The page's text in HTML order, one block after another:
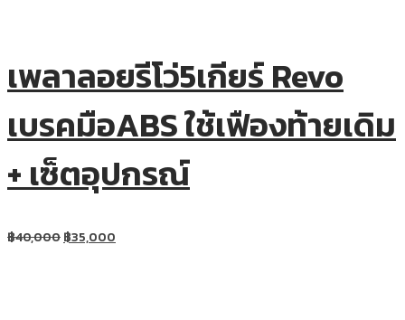
เพลาลอยรีโว่5เกียร์ Revo
เบรคมือABS ใช้เฟืองท้ายเดิม
+ เซ็ตอุปกรณ์
฿40,000฿35,000